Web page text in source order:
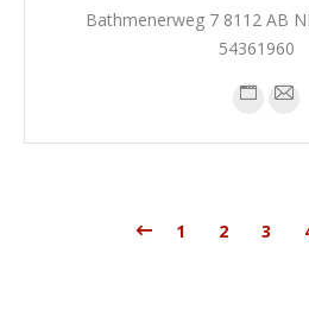
Bathmenerweg 7 8112 AB
54361960
1 2 3